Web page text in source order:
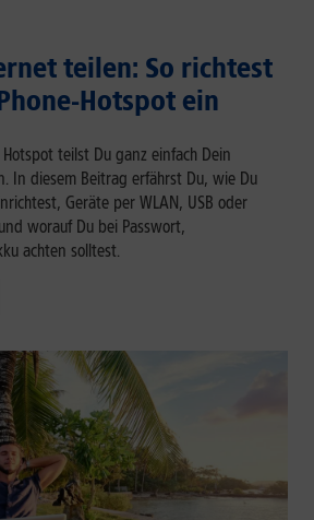
teilen: So richtest
Hotspot ein
teilst Du ganz einfach Dein
In diesem Beitrag erfährst Du, wie Du
Geräte per WLAN, USB oder
worauf Du bei Passwort,
achten solltest.